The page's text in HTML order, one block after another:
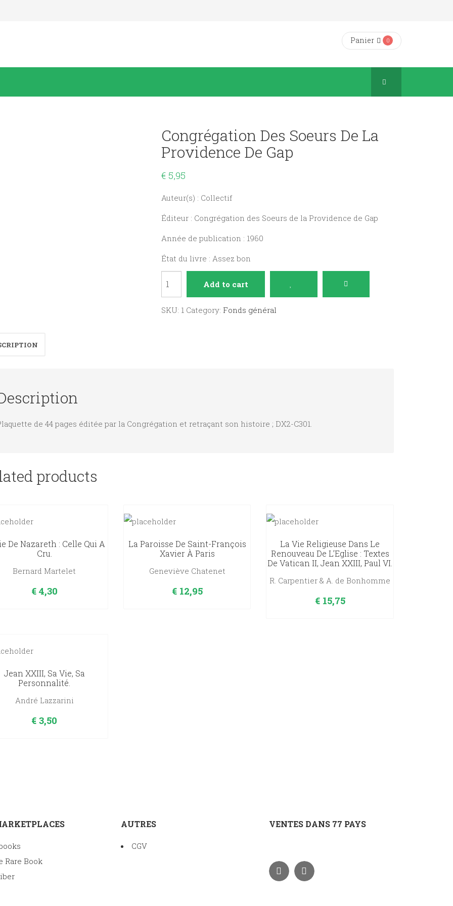
Panier 0
Congrégation Des Soeurs De La
Providence De Gap
€ 5,95
Auteur(s) : Collectif
Éditeur : Congrégation des Soeurs de la Providence de Gap
Année de publication : 1960
État du livre : Assez bon
Soeurs
Add to cart
SKU: 1 Category: Fonds général
de 44 pages éditée par la Congrégation et retraçant son histoire ; DX2-C301.
products
De Nazareth : Celle Qui A
Cru.
Bernard Martelet
€4,30
La Paroisse De Saint-François
Xavier À Paris
Geneviève Chatenet
€12,95
La Vie Religieuse Dans Le
Renouveau De L’Eglise : Textes
De Vatican II, Jean XXIII, Paul VI.
R. Carpentier & A. de Bonhomme
€15,75
Jean XXIII, Sa Vie, Sa
Personnalité.
André Lazzarini
€ 3,50
Rare Book
AUTRES
CGV
VENTES DANS 77 PAYS